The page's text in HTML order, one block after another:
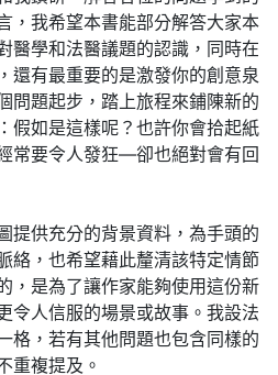
，我希望本書能部分解答大家本
醫學和法醫議題的認識，同時在
還有最重要的是激發你的創意泉
問題起步，踏上旅程來鋪陳新的
假如是這樣呢？也許你會拾起紙
常要令人發狂—卻也絕對會有回
提供充分的背景資料，為手頭的
絡，也希望藉此釐清該特定情節
，是為了讓作家能夠使用這份新
令人信服的場景或故事。我設法
格，若有其他問題也包含同樣的
重複提及。